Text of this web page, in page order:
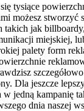
tysiące
możesz stworzyć
takich jak
miejskiej,
palety form
Dla jeszcze
w jedną kampanię
dnia naszej